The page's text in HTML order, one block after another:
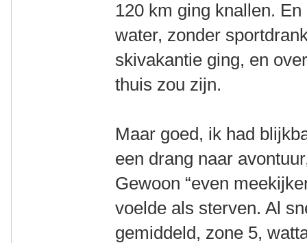
120 km ging knallen.
water, zonder
skivakantie ging, en
thuis zou zijn.
Maar goed, ik had
een drang naar
Gewoon “even
voelde als sterven. Al
gemiddeld, zone 5,